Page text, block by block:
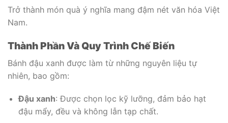
Trở thành món quà ý nghĩa mang đậm nét văn hóa Việt
Nam.
Thành Phần Và Quy Trình Chế Biến
Bánh đậu xanh được làm từ những nguyên liệu tự
nhiên, bao gồm:
Đậu xanh: Được chọn lọc kỹ lưỡng, đảm bảo hạt
đậu mẩy, đều và không lẫn tạp chất.